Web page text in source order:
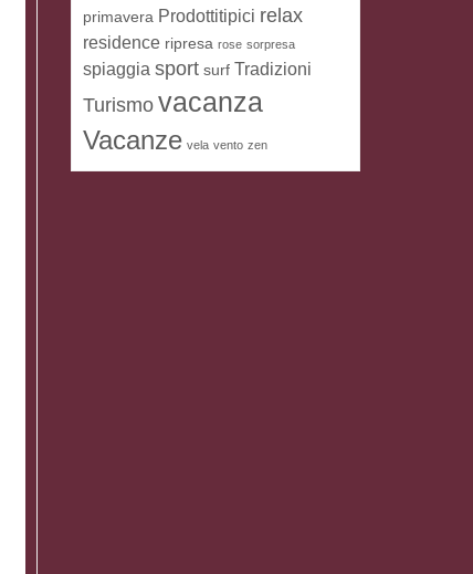
primavera Prodottitipici relax
residence ripresa rose sorpresa
spiaggia sport surf Tradizioni
Turismo vacanza
Vacanze vela vento zen